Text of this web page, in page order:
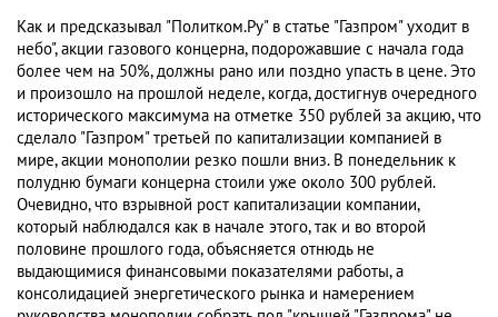
Как и предсказывал "Политком.Ру" в статье "Газпром" уходит в
небо", акции газового концерна, подорожавшие с начала года
более чем на 50%, должны рано или поздно упасть в цене. Это
и произошло на прошлой неделе, когда, достигнув очередного
исторического максимума на отметке 350 рублей за акцию, что
сделало "Газпром" третьей по капитализации компанией в
мире, акции монополии резко пошли вниз. В понедельник к
полудню бумаги концерна стоили уже около 300 рублей.
Очевидно, что взрывной рост капитализации компании,
который наблюдался как в начале этого, так и во второй
половине прошлого года, объясняется отнюдь не
выдающимися финансовыми показателями работы, а
консолидацией энергетического рынка и намерением